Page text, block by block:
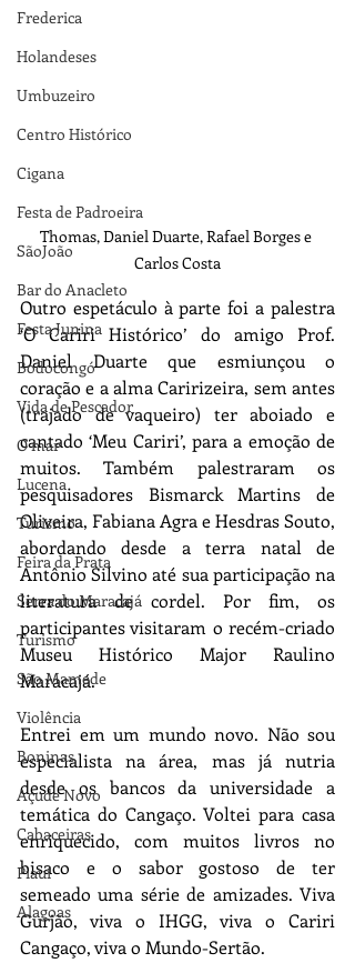
Frederica
Holandeses
Umbuzeiro
Centro Histórico
Cigana
Festa de Padroeira
SãoJoão
Bar do Anacleto
Festa Junina
Bodocongó
Vida de Pescador
O mar
Lucena
Turismo
Feira da Prata
Serra do Maracajá
Turismo
São Mamede
Violência
Boninas
Açude Novo
Cabaceiras
Piauí
Alagoas
Thomas, Daniel Duarte, Rafael Borges e
Carlos Costa
Outro espetáculo à parte foi a palestra
‘O Cariri Histórico’ do amigo Prof.
Daniel Duarte que esmiunçou o
coração e a alma Caririzeira, sem antes
(trajado de vaqueiro) ter aboiado e
cantado ‘Meu Cariri’, para a emoção de
muitos. Também palestraram os
pesquisadores Bismarck Martins de
Oliveira, Fabiana Agra e Hesdras Souto,
abordando desde a terra natal de
Antônio Silvino até sua participação na
literatura de cordel. Por fim, os
participantes visitaram o recém-criado
Museu Histórico Major Raulino
Maracajá.
Entrei em um mundo novo. Não sou
especialista na área, mas já nutria
desde os bancos da universidade a
temática do Cangaço. Voltei para casa
enriquecido, com muitos livros no
bisaco e o sabor gostoso de ter
semeado uma série de amizades. Viva
Gurjão, viva o IHGG, viva o Cariri
Cangaço, viva o Mundo-Sertão.